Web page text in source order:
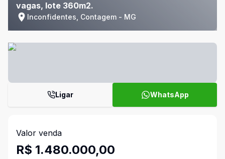
vagas, lote 360m2.
Inconfidentes, Contagem - MG
Ligar WhatsApp
Valor venda
R$ 1.480.000,00